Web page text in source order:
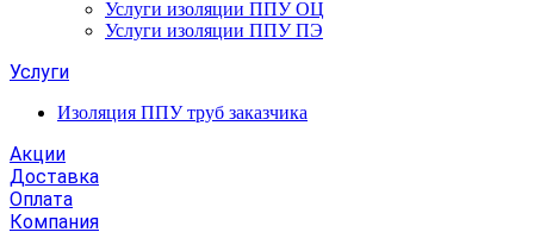
Услуги изоляции ППУ ОЦ
Услуги изоляции ППУ ПЭ
Услуги
Изоляция ППУ труб заказчика
Акции
Доставка
Оплата
Компания